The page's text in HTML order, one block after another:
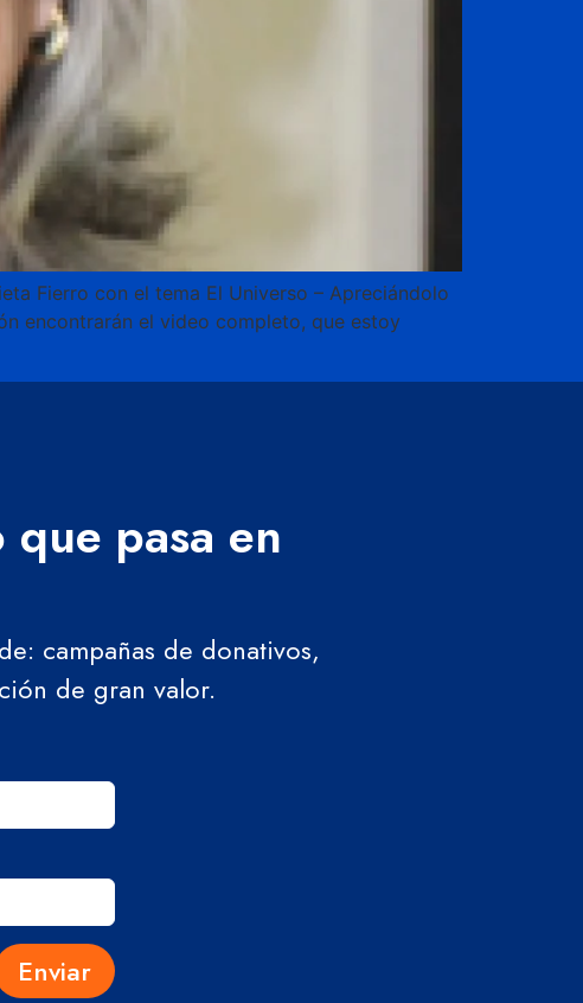
Fierro con el tema El Universo – Apreciándolo
encontrarán el video completo, que estoy
pasa en
campañas de donativos,
de gran valor.
Enviar